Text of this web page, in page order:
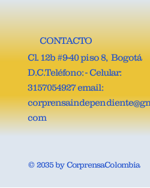
SECRETARIO
QUINTA DE LA
REPRESENTANTES.
CONTACTO
Cl. 12b #9-40 piso 8, Bogotá
D.C.Teléfono: - Celular:
3157054927 email:
com
© 2035 by CorprensaColombia